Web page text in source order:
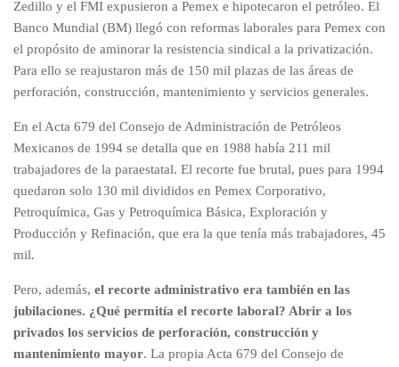
Zedillo y el FMI expusieron a Pemex e hipotecaron el petróleo. El
Banco Mundial (BM) llegó con reformas laborales para Pemex con
el propósito de aminorar la resistencia sindical a la privatización.
Para ello se reajustaron más de 150 mil plazas de las áreas de
perforación, construcción, mantenimiento y servicios generales.
En el Acta 679 del Consejo de Administración de Petróleos
Mexicanos de 1994 se detalla que en 1988 había 211 mil
trabajadores de la paraestatal. El recorte fue brutal, pues para 1994
quedaron solo 130 mil divididos en Pemex Corporativo,
Petroquímica, Gas y Petroquímica Básica, Exploración y
Producción y Refinación, que era la que tenía más trabajadores, 45
mil.
Pero, además, el recorte administrativo era también en las
jubilaciones. ¿Qué permitía el recorte laboral? Abrir a los
privados los servicios de perforación, construcción y
mantenimiento mayor. La propia Acta 679 del Consejo de